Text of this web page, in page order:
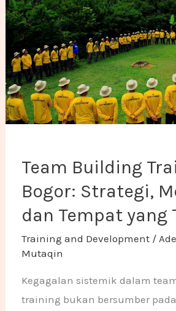
Team Building
Bogor: Strategi,
dan Tempat yang
Training and Development/
Mutaqin
Kegagalan sistemik dalam
training bukan bersumber